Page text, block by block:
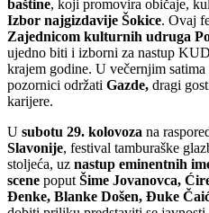
baštine, koji promovira običaje,
Izbor najgizdavije Šokice. Ovaj
Zajednicom kulturnih udruga
ujedno biti i izborni za nastup
krajem godine. U večernjim
pozornici održati Gazde, dragi
karijere.
U subotu 29. kolovoza na
Slavonije, festival tamburaške
stoljeća, uz nastup eminentnih
scene poput Šime Jovanovca,
Đenke, Blanke Došen, Đuke